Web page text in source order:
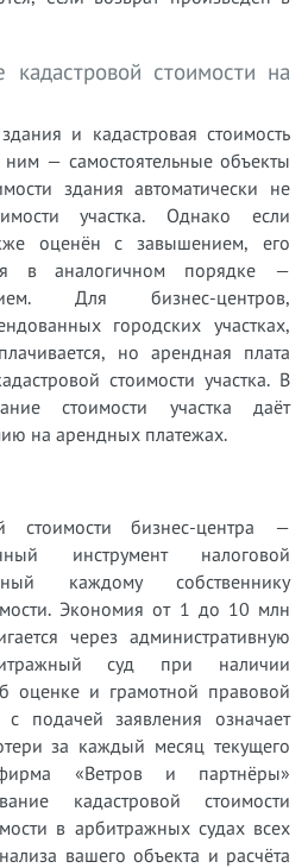
стоимости на
и кадастровая стоимость
ним — самостоятельные объекты
здания автоматически не
участка. Однако если
оценён с завышением, его
в аналогичном порядке —
Для бизнес-центров,
городских участках,
но арендная плата
стоимости участка. В
стоимости участка даёт
на арендных платежах.
стоимости бизнес-центра —
инструмент налоговой
каждому собственнику
Экономия от 1 до 10 млн
через административную
суд при наличии
оценке и грамотной правовой
подачей заявления означает
за каждый месяц текущего
«Ветров и партнёры»
кадастровой стоимости
в арбитражных судах всех
вашего объекта и расчёта